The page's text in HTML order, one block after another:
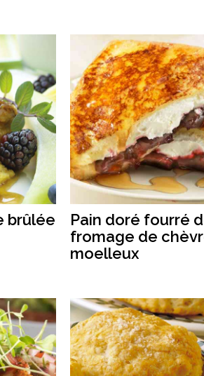
brûlée
Pain doré fourré
fromage de
moelleux